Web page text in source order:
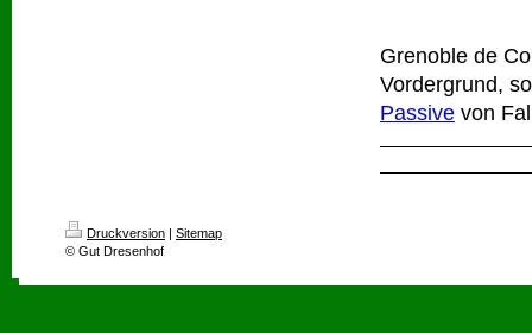
Grenoble de
Vordergrund,
Passive von
Druckversion | Sitemap
© Gut Dresenhof